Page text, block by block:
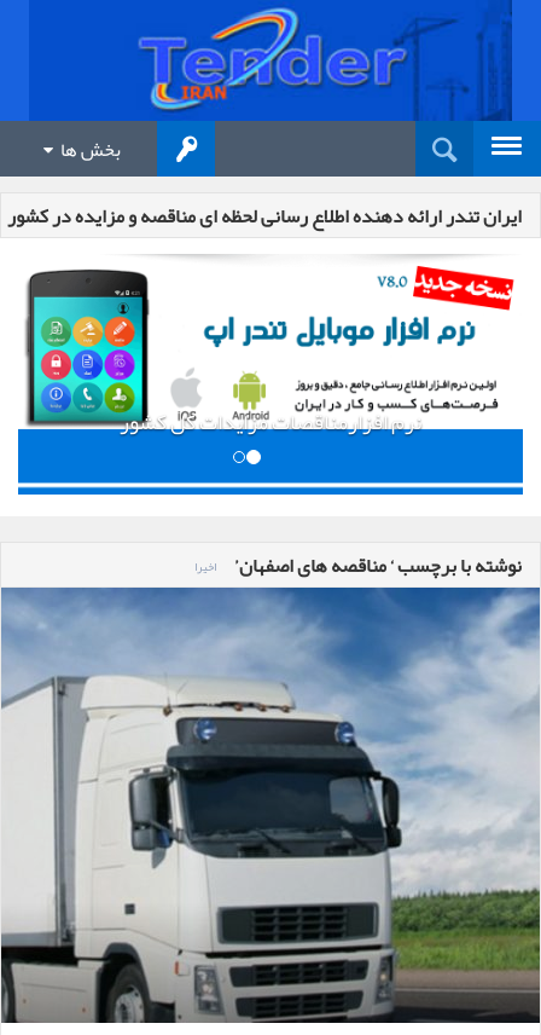
بخش ها
ایران تندر ارائه دهنده اطلاع رسانی لحظه ای مناقصه و مزایده در کشور
نرم افزارمناقصات مزایدات کل کشور
نوشته با برچسب ‘ مناقصه های اصفهان’ اخیرا